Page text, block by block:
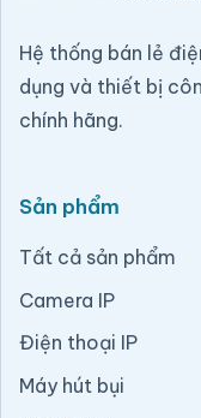
Hệ thống bán lẻ
dụng và thiết bị
chính hãng.
Sản phẩm
Tất cả sản phẩm
Camera IP
Điện thoại IP
Máy hút bụi